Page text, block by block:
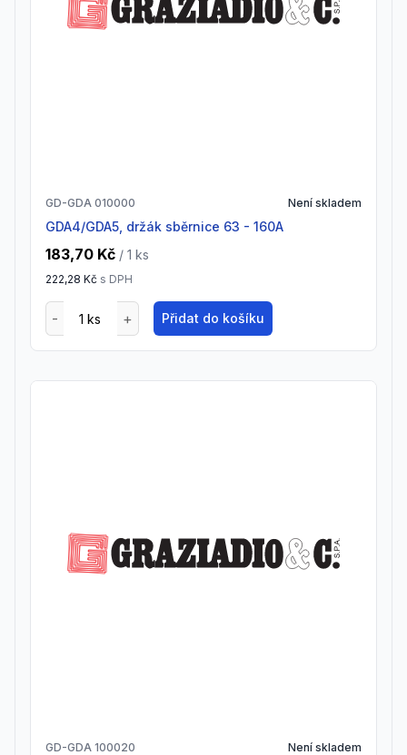
GD-GDA 010000 Není skladem
GDA4/GDA5, držák sběrnice 63 - 160A
183,70 Kč / 1 ks
222,28 Kč s DPH
Přidat do košíku
GD-GDA 100020 Není skladem